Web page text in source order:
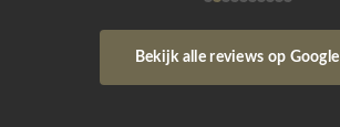
Bekijk alle reviews op Google